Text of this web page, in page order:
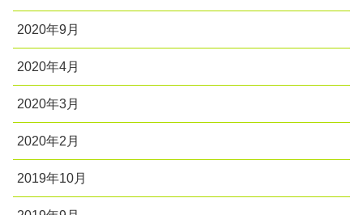
2020年9月
2020年4月
2020年3月
2020年2月
2019年10月